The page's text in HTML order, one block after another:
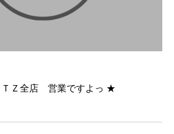
Ｚ全店 営業ですよっ ★